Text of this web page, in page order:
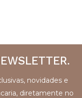
novidades e
diretamente no